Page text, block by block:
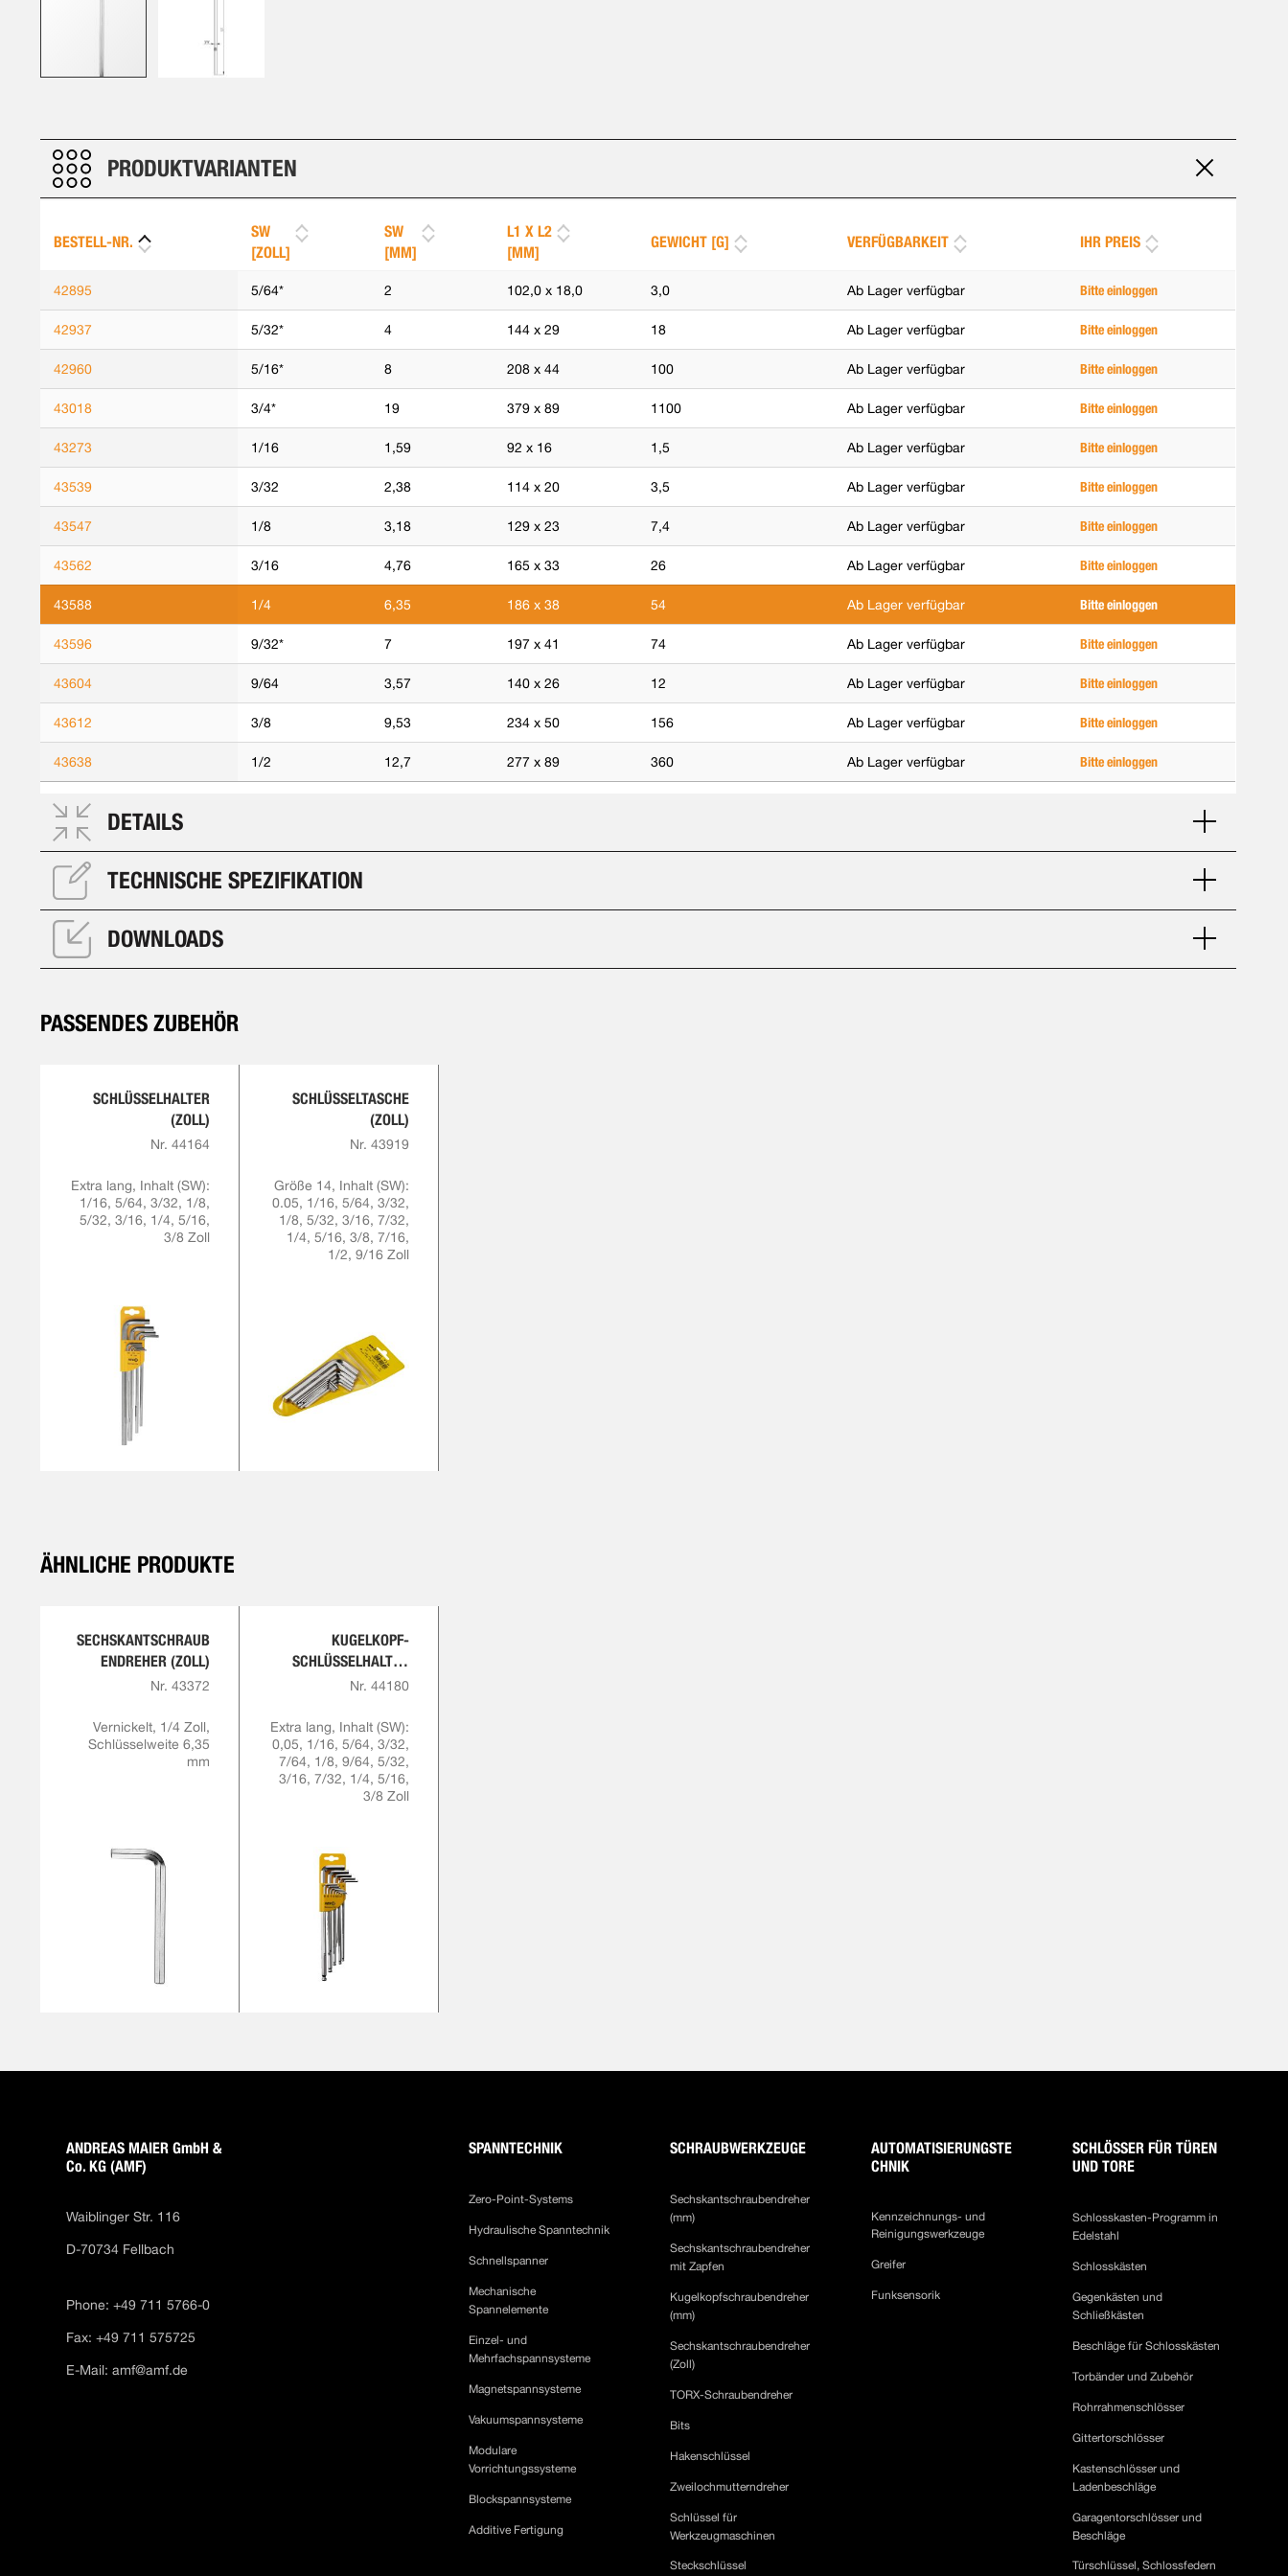
der
Bildergalerie
springen
PRODUKTVARIANTEN
BESTELL-NR.
SW
[ZOLL]
SW
[MM]
L1 X L2
[MM]
GEWICHT [G] VERFÜGBARKEIT IHR PREIS
42895 5/64* 2 102,0 x 18,0 3,0 Ab Lager verfügbar Bitte einloggen
42937 5/32* 4 144 x 29 18 Ab Lager verfügbar Bitte einloggen
42960 5/16* 8 208 x 44 100 Ab Lager verfügbar Bitte einloggen
43018 3/4* 19 379 x 89 1100 Ab Lager verfügbar Bitte einloggen
43273 1/16 1,59 92 x 16 1,5 Ab Lager verfügbar Bitte einloggen
43539 3/32 2,38 114 x 20 3,5 Ab Lager verfügbar Bitte einloggen
43547 1/8 3,18 129 x 23 7,4 Ab Lager verfügbar Bitte einloggen
43562 3/16 4,76 165 x 33 26 Ab Lager verfügbar Bitte einloggen
43588 1/4 6,35 186 x 38 54 Ab Lager verfügbar Bitte einloggen
43596 9/32* 7 197 x 41 74 Ab Lager verfügbar Bitte einloggen
43604 9/64 3,57 140 x 26 12 Ab Lager verfügbar Bitte einloggen
43612 3/8 9,53 234 x 50 156 Ab Lager verfügbar Bitte einloggen
43638 1/2 12,7 277 x 89 360 Ab Lager verfügbar Bitte einloggen
DETAILS
TECHNISCHE SPEZIFIKATION
DOWNLOADS
PASSENDES ZUBEHÖR
SCHLÜSSELHALTER
(ZOLL)
Nr. 44164
Extra lang, Inhalt (SW):
1/16, 5/64, 3/32, 1/8,
5/32, 3/16, 1/4, 5/16,
3/8 Zoll
SCHLÜSSELTASCHE
(ZOLL)
Nr. 43919
Größe 14, Inhalt (SW):
0.05, 1/16, 5/64, 3/32,
1/8, 5/32, 3/16, 7/32,
1/4, 5/16, 3/8, 7/16,
1/2, 9/16 Zoll
ÄHNLICHE PRODUKTE
SECHSKANTSCHRAUB
ENDREHER (ZOLL)
Nr. 43372
Vernickelt, 1/4 Zoll,
Schlüsselweite 6,35
mm
KUGELKOPF-
SCHLÜSSELHALTER
(ZOLL)
Nr. 44180
Extra lang, Inhalt (SW):
0,05, 1/16, 5/64, 3/32,
7/64, 1/8, 9/64, 5/32,
3/16, 7/32, 1/4, 5/16,
3/8 Zoll
ANDREAS MAIER GmbH &
Co. KG (AMF)
Waiblinger Str. 116
D-70734 Fellbach
Phone: +49 711 5766-0
Fax: +49 711 575725
E-Mail:amf@amf.de
SPANNTECHNIK
Zero-Point-Systems
Hydraulische Spanntechnik
Schnellspanner
Mechanische
Spannelemente
Einzel- und
Mehrfachspannsysteme
Magnetspannsysteme
Vakuumspannsysteme
Modulare
Vorrichtungssysteme
Blockspannsysteme
Additive Fertigung
SCHRAUBWERKZEUGE
Sechskantschraubendreher
(mm)
Sechskantschraubendreher
mit Zapfen
Kugelkopfschraubendreher
(mm)
Sechskantschraubendreher
(Zoll)
TORX-Schraubendreher
Bits
Hakenschlüssel
Zweilochmutterndreher
Schlüssel für
Werkzeugmaschinen
Steckschlüssel
AUTOMATISIERUNGSTE
CHNIK
Kennzeichnungs- und
Reinigungswerkzeuge
Greifer
Funksensorik
SCHLÖSSER FÜR TÜREN
UND TORE
Schlosskasten-Programm in
Edelstahl
Schlosskästen
Gegenkästen und
Schließkästen
Beschläge für Schlosskästen
Torbänder und Zubehör
Rohrrahmenschlösser
Gittertorschlösser
Kastenschlösser und
Ladenbeschläge
Garagentorschlösser und
Beschläge
Türschlüssel, Schlossfedern